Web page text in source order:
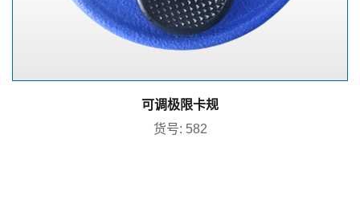
可调极限卡规
货号: 582